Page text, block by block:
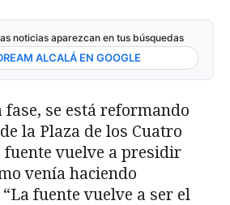
noticias aparezcan en tus búsquedas
ALCALÁ EN GOOGLE
se está reformando
la Plaza de los Cuatro
fuente vuelve a presidir
venía haciendo
fuente vuelve a ser el